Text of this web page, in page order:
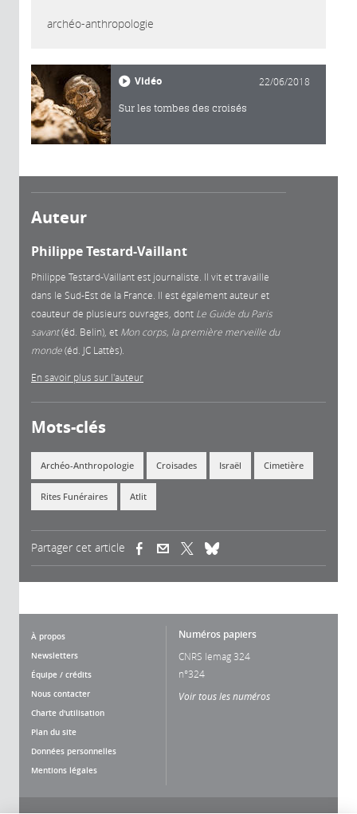
archéo-anthropologie
Vidéo 22/06/2018
Sur les tombes des croisés
Auteur
Philippe Testard-Vaillant
Philippe Testard-Vaillant est journaliste. Il vit et travaille
dans le Sud-Est de la France. Il est également auteur et
coauteur de plusieurs ouvrages, dont Le Guide du Paris
savant(éd. Belin), et Mon corps, la première merveille du
monde(éd. JC Lattès).
En savoir plus sur l'auteur
Mots-clés
Archéo-Anthropologie Croisades Israël Cimetière
Rites Funéraires Atlit
Partager cet article (link is external)(link is external)
À propos
Newsletters
Équipe / crédits
Nous contacter
Charte d'utilisation
Plan du site
Données personnelles
Mentions légales
Numéros papiers
CNRS lemag 324
n°324
Voir tous les numéros